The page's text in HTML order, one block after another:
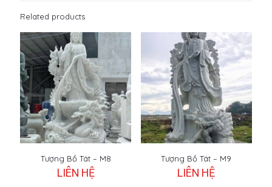
Related products
Tượng Bồ Tát – M8
LIÊN HỆ
Tượng Bồ Tát – M9
LIÊN HỆ